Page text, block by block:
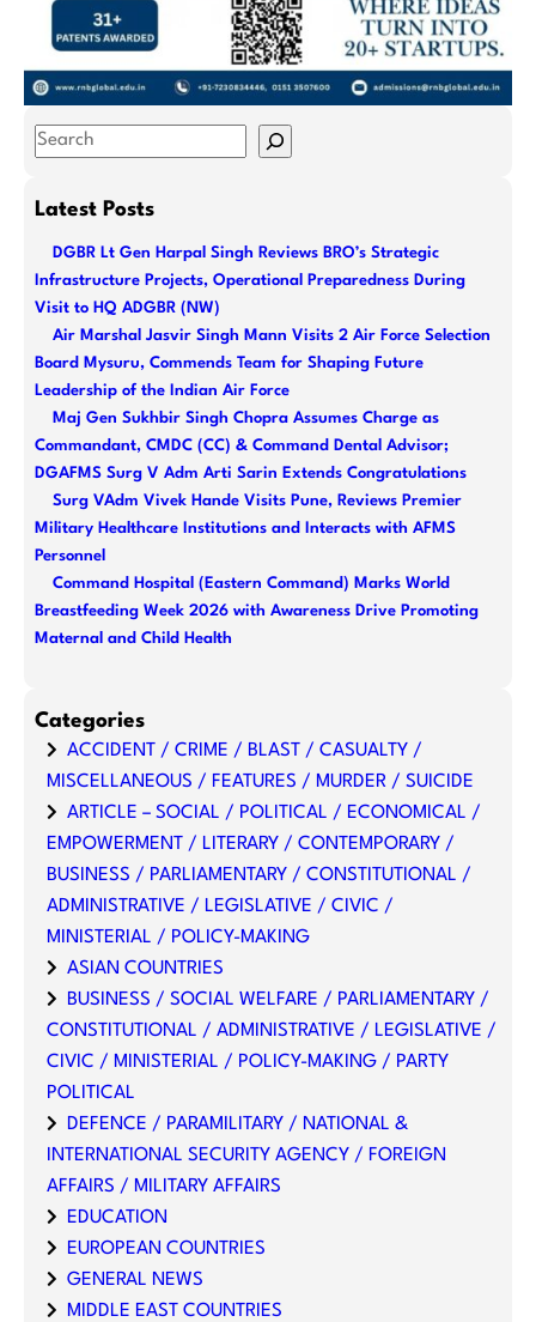
S
aLatest Posts
DGBR Lt Gen Harpal Singh Reviews BRO’s Strategic
Infrastructure Projects, Operational Preparedness During
Visit to HQ ADGBR (NW)
Air Marshal Jasvir Singh Mann Visits 2 Air Force Selection
Board Mysuru, Commends Team for Shaping Future
Leadership of the Indian Air Force
Maj Gen Sukhbir Singh Chopra Assumes Charge as
Commandant, CMDC (CC) & Command Dental Advisor;
DGAFMS Surg V Adm Arti Sarin Extends Congratulations
Surg VAdm Vivek Hande Visits Pune, Reviews Premier
Military Healthcare Institutions and Interacts with AFMS
Personnel
Command Hospital (Eastern Command) Marks World
Breastfeeding Week 2026 with Awareness Drive Promoting
Maternal and Child Health
Categories
ACCIDENT / CRIME / BLAST / CASUALTY /
MISCELLANEOUS / FEATURES / MURDER / SUICIDE
ARTICLE – SOCIAL / POLITICAL / ECONOMICAL /
EMPOWERMENT / LITERARY / CONTEMPORARY /
BUSINESS / PARLIAMENTARY / CONSTITUTIONAL /
ADMINISTRATIVE / LEGISLATIVE / CIVIC /
MINISTERIAL / POLICY-MAKING
ASIAN COUNTRIES
BUSINESS / SOCIAL WELFARE / PARLIAMENTARY /
CONSTITUTIONAL / ADMINISTRATIVE / LEGISLATIVE /
CIVIC / MINISTERIAL / POLICY-MAKING / PARTY
POLITICAL
DEFENCE / PARAMILITARY / NATIONAL &
INTERNATIONAL SECURITY AGENCY / FOREIGN
AFFAIRS / MILITARY AFFAIRS
EDUCATION
EUROPEAN COUNTRIES
GENERAL NEWS
MIDDLE EAST COUNTRIES